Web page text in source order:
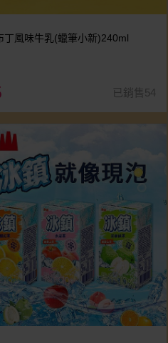
丁風味牛乳(蠟筆小新)240ml
已銷售54